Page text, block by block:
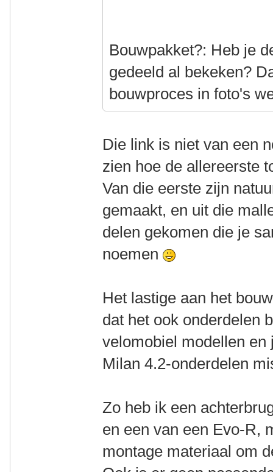
Bouwpakket?: Heb je
gedeeld al bekeken?
bouwproces in foto's
Die link is niet van een
zien hoe de allereerste
Van die eerste zijn
gemaakt, en uit die
delen gekomen die je
noemen
Het lastige aan het
dat het ook onderdelen
velomobiel modellen
Milan 4.2-onderdelen
Zo heb ik een
en een van een Evo-R,
montage materiaal om